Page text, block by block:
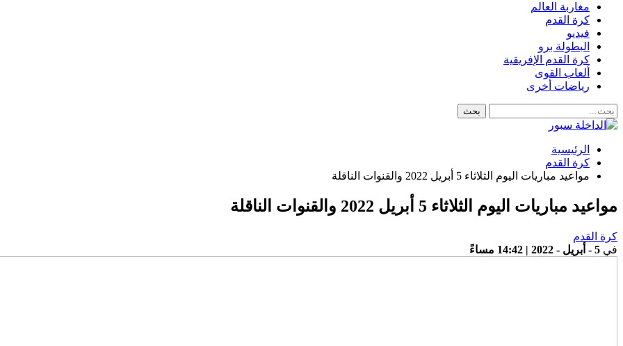
مغاربة العالم
كرة القدم
فيديو
البطولة برو
كرة القدم الإفريقية
ألعاب القوى
رياضات أخرى
الرئيسية
كرة القدم
مواعيد مباريات اليوم الثلاثاء 5 أبريل 2022 والقنوات الناقلة
مواعيد مباريات اليوم الثلاثاء 5 أبريل 2022 والقنوات الناقلة
كرة القدم
في 5 - أبريل - 2022 | 14:42 مساءً